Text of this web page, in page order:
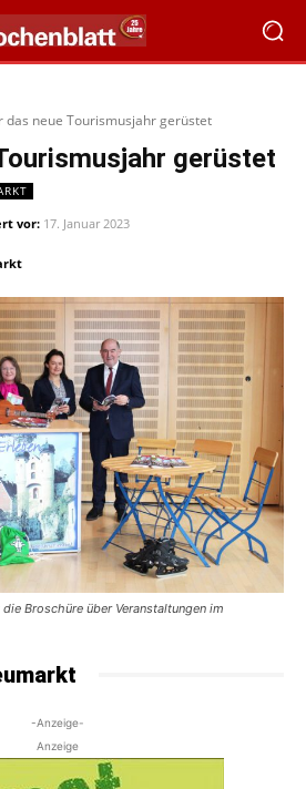
das neue Tourismusjahr gerüstet
gerüstet
vor: 17. Januar 2023
Broschüre über Veranstaltungen im
-Anzeige-
Anzeige